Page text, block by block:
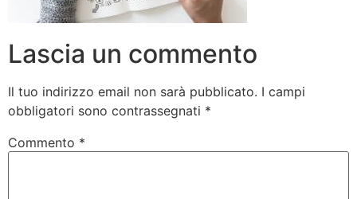
Lascia un commento
Il tuo indirizzo email non sarà pubblicato. I campi
obbligatori sono contrassegnati *
Commento *